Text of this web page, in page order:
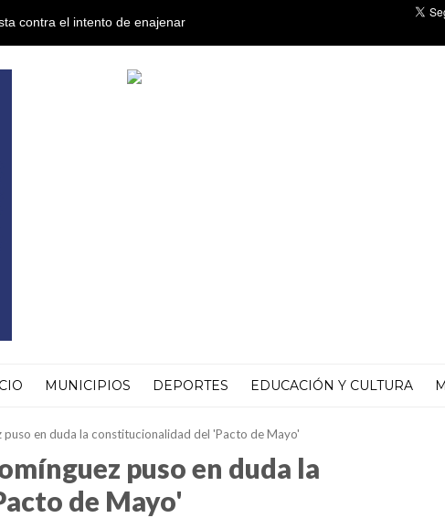
en el juicio por su
MUNICIPIOS DEPORTES EDUCACIÓN Y CULTURA
puso en duda la constitucionalidad del 'Pacto de Mayo'
puso en duda la
de Mayo'